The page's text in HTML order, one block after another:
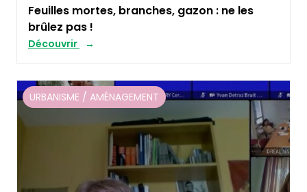
Feuilles mortes, branches, gazon : ne les
brûlez pas !
Découvrir
URBANISME / AMÉNAGEMENT